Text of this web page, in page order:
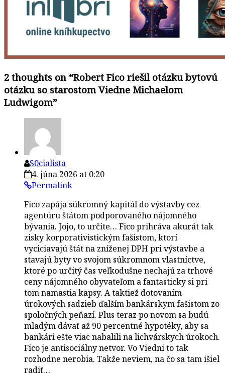
2 thoughts on “Robert Fico riešil otázku bytovú
otázku so starostom Viedne Michaelom
Ludwigom”
S0cialista
4. júna 2026 at 0:20
Permalink
Fico zapája súkromný kapitál do výstavby cez
agentúru štátom podporovaného nájomného
bývania. Jojo, to určite… Fico prihráva akurát tak
zisky korporativistickým fašistom, ktorí
vyciciavajú štát na zníženej DPH pri výstavbe a
stavajú byty vo svojom súkromnom vlastníctve,
ktoré po určitý čas veľkodušne nechajú za trhové
ceny nájomného obyvateľom a fantasticky si pri
tom namastia kapsy. A taktiež dotovaním
úrokových sadzieb ďalším bankárskym fašistom zo
spoločných peňazí. Plus teraz po novom sa budú
mladým dávať až 90 percentné hypotéky, aby sa
bankári ešte viac nabalili na lichvárskych úrokoch.
Fico je antisociálny netvor. Vo Viedni to tak
rozhodne nerobia. Takže neviem, na čo sa tam išiel
radiť…